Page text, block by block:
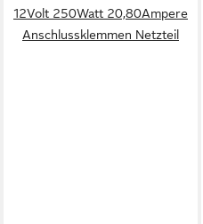
12Volt 250Watt 20,80Ampere
Anschlussklemmen Netzteil